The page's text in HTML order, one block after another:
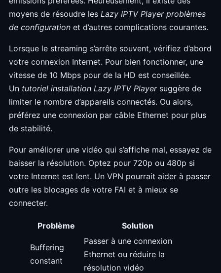
moyens de résoudre les Lazy IPTV Player problèmes
de configuration et d’autres complications courantes.
Lorsque le streaming s’arrête souvent, vérifiez d’abord
votre connexion Internet. Pour bien fonctionner, une
vitesse de 10 Mbps pour de la HD est conseillée.
Un tutoriel installation Lazy IPTV Playersuggère de
limiter le nombre d’appareils connectés. Ou alors,
préférez une connexion par câble Ethernet pour plus
de stabilité.
Pour améliorer une vidéo qui s’affiche mal, essayez de
baisser la résolution. Optez pour 720p ou 480p si
votre Internet est lent. Un VPN pourrait aider à passer
outre les blocages de votre FAI et à mieux se
connecter.
Problème Solution
Buffering
constant
Passer à une connexion
Ethernet ou réduire la
résolution vidéo